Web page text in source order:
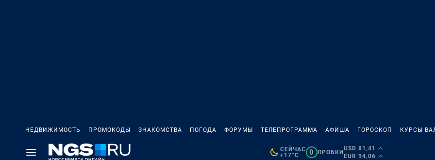
НЕДВИЖИМОСТЬ ПРОМОКОДЫ ЗНАКОМСТВА ПОГОДА ФОРУМЫ ТЕЛЕПРОГРАММА АФИША ГОРОСКОП КУРСЫ
СЕЙЧАС
+17°C
0 ПРОБКИ
USD 81,41
EUR 94,06